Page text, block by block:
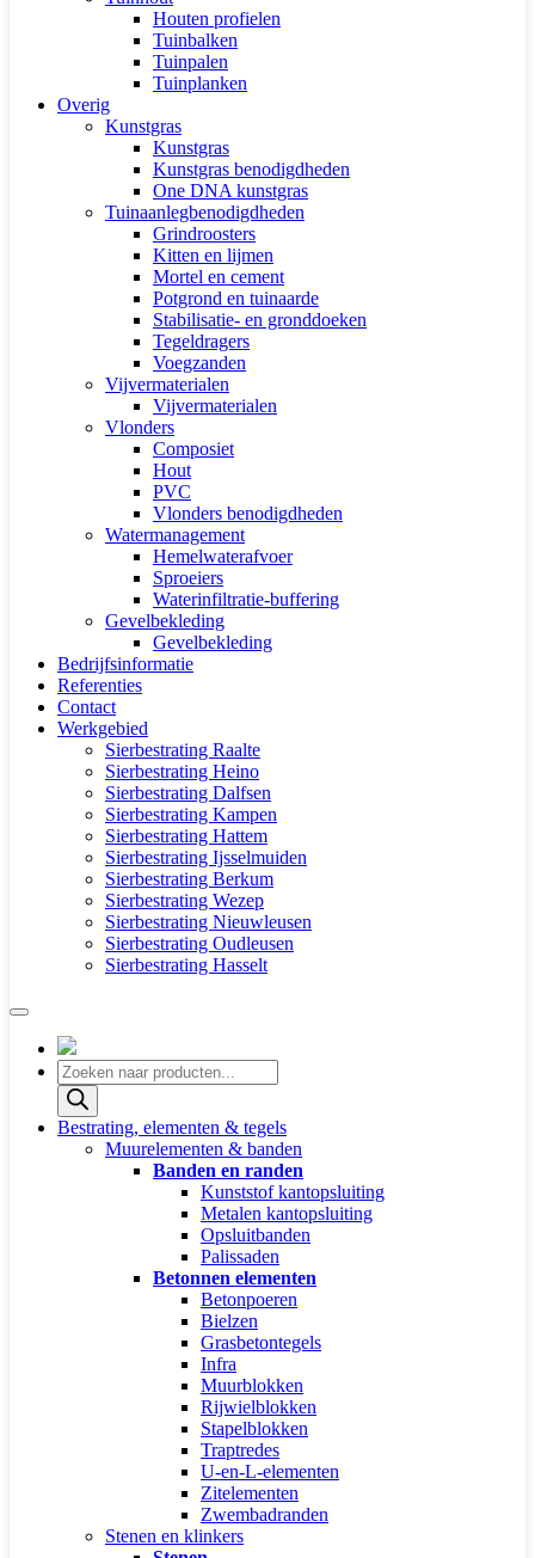
Houten profielen
Tuinbalken
Tuinpalen
Tuinplanken
Overig
Kunstgras
Kunstgras
Kunstgras benodigdheden
One DNA kunstgras
Tuinaanlegbenodigdheden
Grindroosters
Kitten en lijmen
Mortel en cement
Potgrond en tuinaarde
Stabilisatie- en gronddoeken
Tegeldragers
Voegzanden
Vijvermaterialen
Vijvermaterialen
Vlonders
Composiet
Hout
PVC
Vlonders benodigdheden
Watermanagement
Hemelwaterafvoer
Sproeiers
Waterinfiltratie-buffering
Gevelbekleding
Gevelbekleding
Bedrijfsinformatie
Referenties
Contact
Werkgebied
Sierbestrating Raalte
Sierbestrating Heino
Sierbestrating Dalfsen
Sierbestrating Kampen
Sierbestrating Hattem
Sierbestrating Ijsselmuiden
Sierbestrating Berkum
Sierbestrating Wezep
Sierbestrating Nieuwleusen
Sierbestrating Oudleusen
Sierbestrating Hasselt
Producten
zoeken
Bestrating, elementen & tegels
Muurelementen & banden
Banden en randen
Kunststof kantopsluiting
Metalen kantopsluiting
Opsluitbanden
Palissaden
Betonnen elementen
Betonpoeren
Bielzen
Grasbetontegels
Infra
Muurblokken
Rijwielblokken
Stapelblokken
Traptredes
U-en-L-elementen
Zitelementen
Zwembadranden
Stenen en klinkers